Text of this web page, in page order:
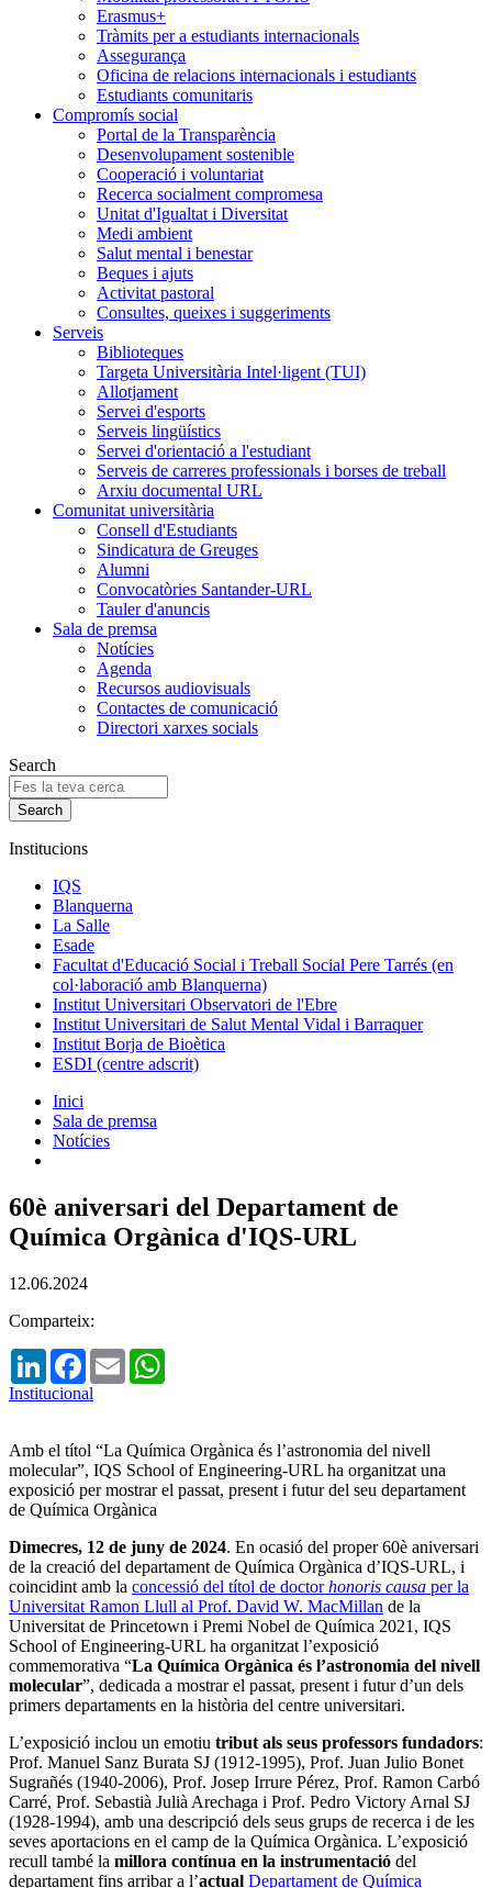
Erasmus+
Tràmits per a estudiants internacionals
Assegurança
Oficina de relacions internacionals i estudiants
Estudiants comunitaris
Compromís social
Portal de la Transparència
Desenvolupament sostenible
Cooperació i voluntariat
Recerca socialment compromesa
Unitat d'Igualtat i Diversitat
Medi ambient
Salut mental i benestar
Beques i ajuts
Activitat pastoral
Consultes, queixes i suggeriments
Serveis
Biblioteques
Targeta Universitària Intel·ligent (TUI)
Allotjament
Servei d'esports
Serveis lingüístics
Servei d'orientació a l'estudiant
Serveis de carreres professionals i borses de treball
Arxiu documental URL
Comunitat universitària
Consell d'Estudiants
Sindicatura de Greuges
Alumni
Convocatòries Santander-URL
Tauler d'anuncis
Sala de premsa
Notícies
Agenda
Recursos audiovisuals
Contactes de comunicació
Directori xarxes socials
Search
Institucions
IQS
Blanquerna
La Salle
Esade
Facultat d'Educació Social i Treball Social Pere Tarrés (en
col·laboració amb Blanquerna)
Institut Universitari Observatori de l'Ebre
Institut Universitari de Salut Mental Vidal i Barraquer
Institut Borja de Bioètica
ESDI (centre adscrit)
Inici
Sala de premsa
Notícies
60è aniversari del Departament de
Química Orgànica d'IQS-URL
12.06.2024
Comparteix:
LinkedInFacebook
Email
Institucional
Amb el títol “La Química Orgànica és l’astronomia del nivell
molecular”, IQS School of Engineering-URL ha organitzat una
exposició per mostrar el passat, present i futur del seu departament
de Química Orgànica
Dimecres, 12 de juny de 2024. En ocasió del proper 60è aniversari
de la creació del departament de Química Orgànica d’IQS-URL, i
coincidint amb la concessió del títol de doctorhonoris causa per la
Universitat Ramon Llull al Prof. David W. MacMillan de la
Universitat de Princetown i Premi Nobel de Química 2021, IQS
School of Engineering-URL ha organitzat l’exposició
commemorativa “La Química Orgànica és l’astronomia del nivell
molecular”, dedicada a mostrar el passat, present i futur d’un dels
primers departaments en la història del centre universitari.
L’exposició inclou un emotiu tribut als seus professors fundadors:
Prof. Manuel Sanz Burata SJ (1912-1995), Prof. Juan Julio Bonet
Sugrañés (1940-2006), Prof. Josep Irrure Pérez, Prof. Ramon Carbó
Carré, Prof. Sebastià Julià Arechaga i Prof. Pedro Victory Arnal SJ
(1928-1994), amb una descripció dels seus grups de recerca i de les
seves aportacions en el camp de la Química Orgànica. L’exposició
recull també la millora contínua en la instrumentació del
departament fins arribar a l’actual Departament de Química